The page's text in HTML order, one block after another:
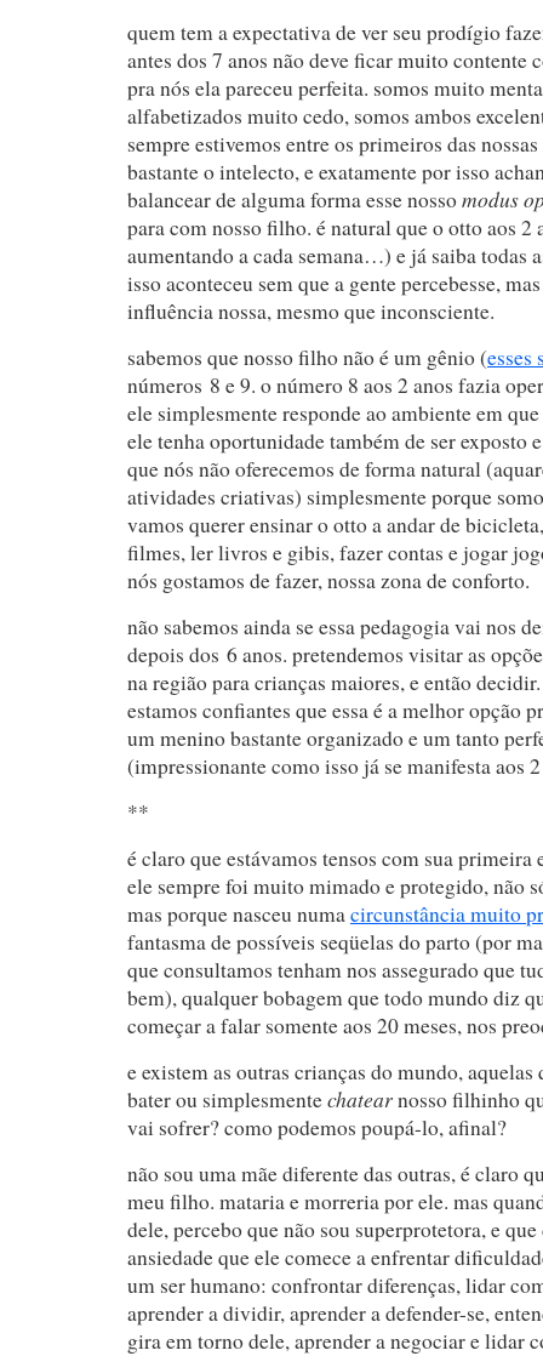
quem tem a expectativa de ver seu prodígio
antes dos 7 anos não deve ficar muito contente
pra nós ela pareceu perfeita. somos muito
alfabetizados muito cedo, somos ambos
sempre estivemos entre os primeiros das
bastante o intelecto, e exatamente por isso
balancear de alguma forma esse nossomodus
para com nosso filho. é natural que o otto aos 2
aumentando a cada semana…) e já saiba todas
isso aconteceu sem que a gente percebesse,
influência nossa, mesmo que inconsciente.
sabemos que nosso filho não é um gênio (esses
números 8 e 9. o número 8 aos 2 anos fazia
ele simplesmente responde ao ambiente em
ele tenha oportunidade também de ser exposto
que nós não oferecemos de forma natural
atividades criativas) simplesmente porque
vamos querer ensinar o otto a andar de
filmes, ler livros e gibis, fazer contas e jogar
nós gostamos de fazer, nossa zona de conforto.
não sabemos ainda se essa pedagogia vai nos
depois dos 6 anos. pretendemos visitar as
na região para crianças maiores, e então
estamos confiantes que essa é a melhor opção
um menino bastante organizado e um tanto
(impressionante como isso já se manifesta aos
**
é claro que estávamos tensos com sua primeira
ele sempre foi muito mimado e protegido, não
mas porque nasceu numacircunstância muito
fantasma de possíveis seqüelas do parto (por
que consultamos tenham nos assegurado que
bem), qualquer bobagem que todo mundo diz
começar a falar somente aos 20 meses, nos
e existem as outras crianças do mundo,
bater ou simplesmentechatearnosso filhinho
vai sofrer? como podemos poupá-lo, afinal?
não sou uma mãe diferente das outras, é claro
meu filho. mataria e morreria por ele. mas
dele, percebo que não sou superprotetora, e
ansiedade que ele comece a enfrentar
um ser humano: confrontar diferenças, lidar
aprender a dividir, aprender a defender-se,
gira em torno dele, aprender a negociar e lidar